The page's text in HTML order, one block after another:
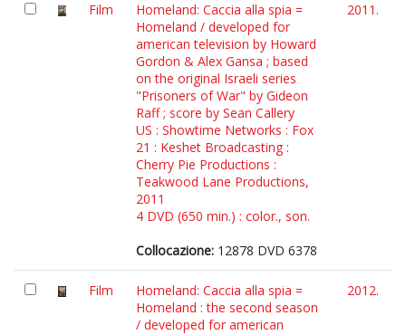
Film
Homeland: Caccia alla spia =
Homeland / developed for
american television by Howard
Gordon & Alex Gansa ; based
on the original Israeli series
"Prisoners of War" by Gideon
Raff ; score by Sean Callery
US : Showtime Networks : Fox
21 : Keshet Broadcasting :
Cherry Pie Productions :
Teakwood Lane Productions,
2011
4 DVD (650 min.) : color., son.
Collocazione: 12878 DVD 6378
2011.
Film
Homeland: Caccia alla spia =
Homeland : the second season
/ developed for american
2012.